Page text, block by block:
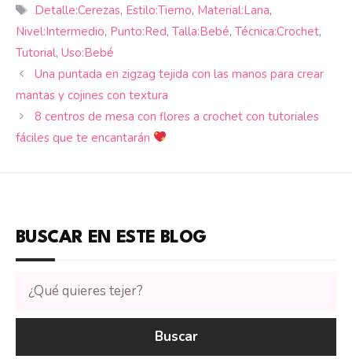
Etiquetas
Detalle:Cerezas, Estilo:Tierno, Material:Lana,
Nivel:Intermedio, Punto:Red, Talla:Bebé, Técnica:Crochet,
Tutorial, Uso:Bebé
Una puntada en zigzag tejida con las manos para crear
mantas y cojines con textura
8 centros de mesa con flores a crochet con tutoriales
fáciles que te encantarán
BUSCAR EN ESTE BLOG
Buscar
tutoriales
en
Buscar